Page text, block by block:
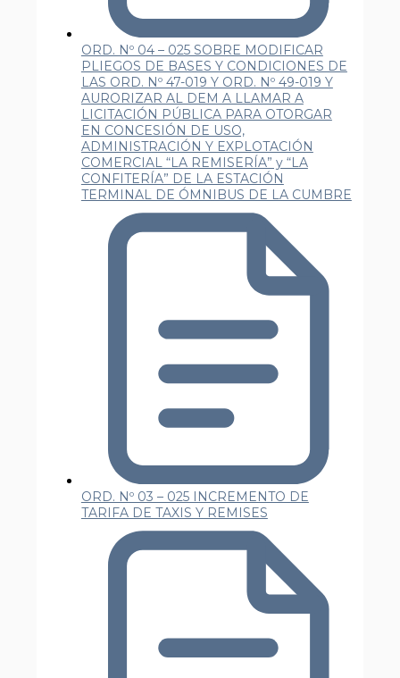
ORD. Nº 04 – 025 SOBRE MODIFICAR
PLIEGOS DE BASES Y CONDICIONES DE
LAS ORD. Nº 47-019 Y ORD. Nº 49-019 Y
AURORIZAR AL DEM A LLAMAR A
LICITACIÓN PÚBLICA PARA OTORGAR
EN CONCESIÓN DE USO,
ADMINISTRACIÓN Y EXPLOTACIÓN
COMERCIAL “LA REMISERÍA” y “LA
CONFITERÍA” DE LA ESTACIÓN
TERMINAL DE ÓMNIBUS DE LA CUMBRE
ORD. Nº 03 – 025 INCREMENTO DE
TARIFA DE TAXIS Y REMISES